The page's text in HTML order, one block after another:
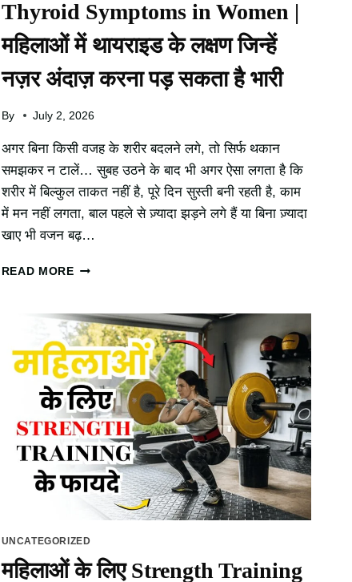
Thyroid Symptoms in Women |
महिलाओं में थायराइड के लक्षण जिन्हें
नज़र अंदाज़ करना पड़ सकता है भारी
By July 2, 2026
अगर बिना किसी वजह के शरीर बदलने लगे, तो सिर्फ थकान
समझकर न टालें… सुबह उठने के बाद भी अगर ऐसा लगता है कि
शरीर में बिल्कुल ताकत नहीं है, पूरे दिन सुस्ती बनी रहती है, काम
में मन नहीं लगता, बाल पहले से ज़्यादा झड़ने लगे हैं या बिना ज़्यादा
खाए भी वजन बढ़…
READ MORETHYROID
WOMEN
|
महिलाओं
में
थायराइड
के
लक्षण
जिन्हें
नज़र
अंदाज़
करना
है
UNCATEGORIZED
महिलाओं के लिए Strength Training